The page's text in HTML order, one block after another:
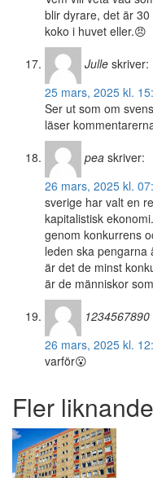
blir dyrare, det är
koko i huvet eller.😠
Julle skriver:
25 mars, 2025 kl.
Ser ut som om
läser
pea skriver:
26 mars, 2025 kl.
sverige har valt en
kapitalistisk
genom konkurrens
leden ska pengarna
är det de minst
är de människor
1234567890
26 mars, 2025 kl.
varför😮
Fler